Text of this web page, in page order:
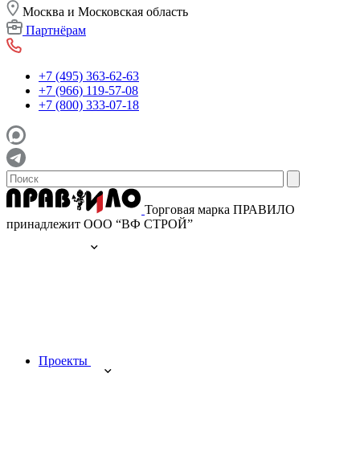
Москва и Московская область
Партнёрам
+7 (495) 363-62-63
+7 (966) 119-57-08
+7 (800) 333-07-18
Торговая марка ПРАВИЛО
принадлежит ООО “ВФ СТРОЙ”
Проекты